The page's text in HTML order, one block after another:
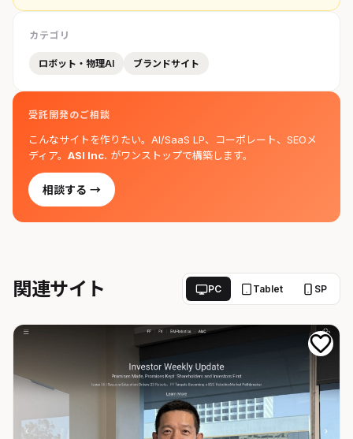
カテゴリ
ロボット・物理AI ブランドサイト
受託開発のご相談
こんなサイトを作りたい。AI/SaaS LP、コーポレート、SEOメ
ディア。 ASI Inc. がワンストップで構築します。
相談する →
関連サイト PC Tablet SP